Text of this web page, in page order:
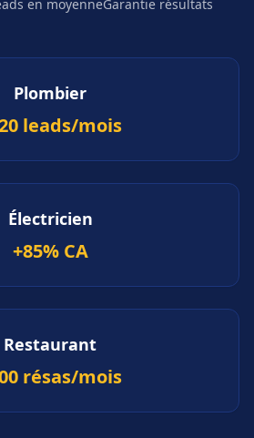
en moyenneGarantie résultats
Plombier
leads/mois
Électricien
+85% CA
Restaurant
résas/mois